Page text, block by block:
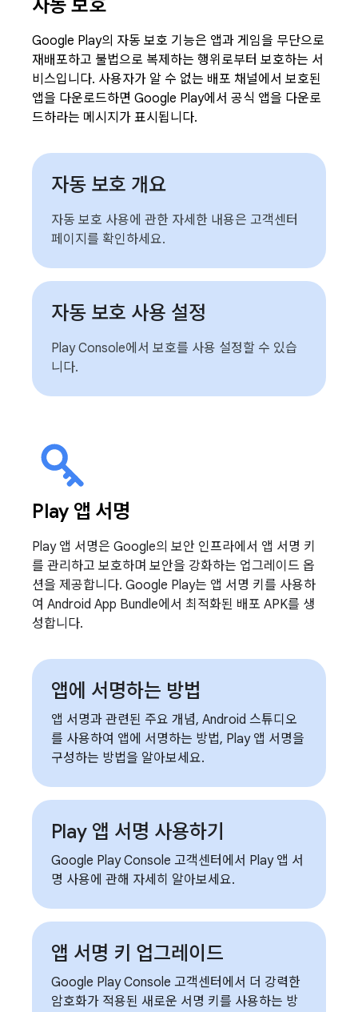
자동 보호
Google Play의 자동 보호 기능은 앱과 게임을 무단으로
재배포하고 불법으로 복제하는 행위로부터 보호하는 서
비스입니다. 사용자가 알 수 없는 배포 채널에서 보호된
앱을 다운로드하면 Google Play에서 공식 앱을 다운로
드하라는 메시지가 표시됩니다.
자동 보호 개요
자동 보호 사용에 관한 자세한 내용은 고객센터
페이지를 확인하세요.
자동 보호 사용 설정
Play Console에서 보호를 사용 설정할 수 있습
니다.
Play 앱 서명
Play 앱 서명은 Google의 보안 인프라에서 앱 서명 키
를 관리하고 보호하며 보안을 강화하는 업그레이드 옵
션을 제공합니다. Google Play는 앱 서명 키를 사용하
여 Android App Bundle에서 최적화된 배포 APK를 생
성합니다.
앱에 서명하는 방법
앱 서명과 관련된 주요 개념, Android 스튜디오
를 사용하여 앱에 서명하는 방법, Play 앱 서명을
구성하는 방법을 알아보세요.
Play 앱 서명 사용하기
Google Play Console 고객센터에서 Play 앱 서
명 사용에 관해 자세히 알아보세요.
앱 서명 키 업그레이드
Google Play Console 고객센터에서 더 강력한
암호화가 적용된 새로운 서명 키를 사용하는 방